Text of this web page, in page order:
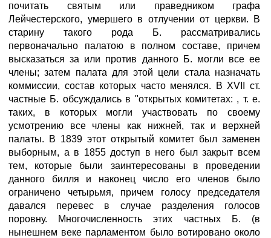
почитать святым или праведником графа
Лейчестерского, умершего в отлучении от церкви. В
старину такого рода Б. рассматривались
первоначально палатою в полном составе, причем
высказаться за или против данного Б. могли все ее
члены; затем палата для этой цели стала назначать
коммиссии, состав которых часто менялся. В XVII ст.
частные Б. обсуждались в "открытых комитетах: , т. е.
таких, в которых могли участвовать по своему
усмотрению все члены как нижней, так и верхней
палаты. В 1839 этот открытый комитет был заменен
выборным, а в 1855 доступ в него был закрыт всем
тем, которые были заинтересованы в проведении
данного билля и наконец число его членов было
ограничено четырьмя, причем голосу председателя
давался перевес в случае разделения голосов
поровну. Многочисленность этих частных Б. (в
нынешнем веке парламентом было вотировано около